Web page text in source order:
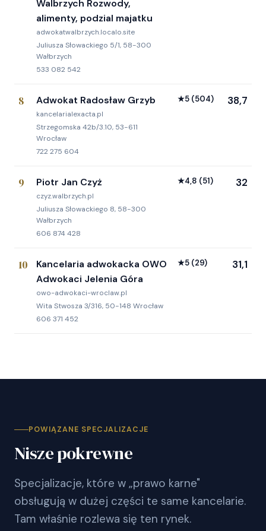
Walbrzych Rozwody,
alimenty, podzial majatku
adwokatwalbrzych.localo.site
Juliusza Słowackiego 5/1, 58-300
Wałbrzych
533 082 542
8 Adwokat Radosław Grzyb
kancelarialexacta.pl
Strzegomska 42b/3.10, 53-611
Wrocław
722 275 604
★5 (504) 38,7
9 Piotr Jan Czyż
czyz.walbrzych.pl
Juliusza Słowackiego 8, 58-300
Wałbrzych
606 874 428
★4,8 (51) 32
10
Kancelaria adwokacka OWO
Adwokaci Jelenia Góra
owo-adwokaci-wroclaw.pl
Wita Stwosza 3/316, 50-148 Wrocław
606 371 452
★5 (29) 31,1
POWIĄZANE SPECJALIZACJE
Nisze pokrewne
Specjalizacje, które w „prawo karne"
obsługują w dużej części te same kancelarie.
Tam właśnie rozlewa się ten rynek.